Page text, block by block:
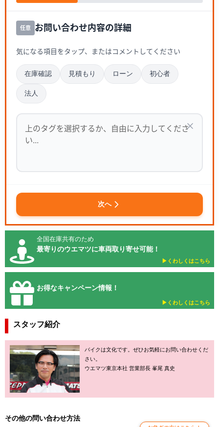
任意 お問い合わせ内容の詳細
気になる項目をタップ、またはコメントしてください
在庫確認 見積もり ローン 初心者
法人
次へ
全国在庫共有のため
最寄りのウエマツに車両取り寄せ可能！
▶︎くわしくはこちら
お得なキャンペーン情報！
▶︎くわしくはこちら
スタッフ紹介
バイクは文化です。ぜひお気軽にお問い合わせくだ
さい。
ウエマツ東京本社 営業部長 峯尾 真史
その他の問い合わせ方法